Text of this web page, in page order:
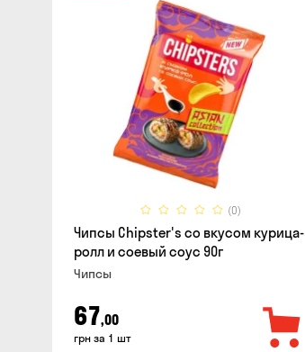
(0)
Чипсы Chipster's со вкусом курица-
ролл и соевый соус 90г
Чипсы
67,00
грн за 1 шт